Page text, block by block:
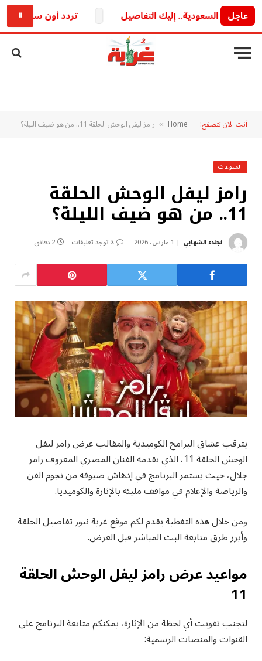
عاجل تردد أون سبورت الجديد 2026.. استقبل القناة بجودة HD قبل انطلاق الدوري المصري
⏸
أنت الآن تتصفح: Home
» رامز ليفل الوحش الحلقة 11.. من هو ضيف الليلة؟
المنوعات
رامز ليفل الوحش الحلقة
11.. من هو ضيف الليلة؟
نجلاء الشهابي 1 مارس، 2026 لا توجد تعليقات 2 دقائق
يترقب عشاق البرامج الكوميدية والمقالب عرض رامز ليفل
الوحش الحلقة 11، الذي يقدمه الفنان المصري المعروف رامز
جلال، حيث يستمر البرنامج في إدهاش ضيوفه من نجوم الفن
والرياضة والإعلام في مواقف مليئة بالإثارة والكوميديا.
ومن خلال هذه التغطية يقدم لكم موقع غربة نيوز تفاصيل الحلقة
وأبرز طرق متابعة البث المباشر قبل العرض.
مواعيد عرض رامز ليفل الوحش الحلقة
11
لتجنب تفويت أي لحظة من الإثارة، يمكنكم متابعة البرنامج على
القنوات والمنصات الرسمية: